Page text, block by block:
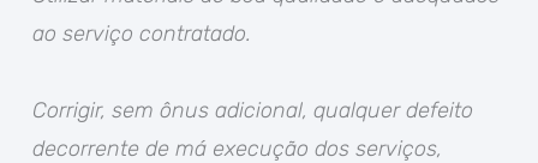
ao serviço contratado.
Corrigir, sem ônus adicional, qualquer defeito
decorrente de má execução dos serviços,